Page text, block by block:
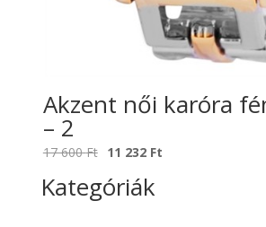
Akzent női karóra
– 2
17 600Ft Original
was:
11 232 Ft
Kategóriák